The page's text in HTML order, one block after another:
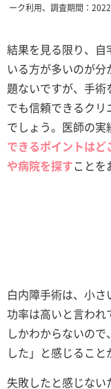
ーク利用、調査期間：
結果を見る限り、
いる方が多いのが
題ないですが、手
でも信頼できるク
でしょう。医師の実
できるポイントは
や病院を探すことを
白内障手術は、小
功率は高いと言わ
しかわからないの
した」と感じること
失敗したと感じない